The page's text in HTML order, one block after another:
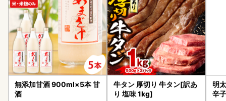
無添加甘酒 900ml×5本 甘
酒
牛タン 厚切り 牛タン[訳あ
り 塩味 1kg]
明
辛